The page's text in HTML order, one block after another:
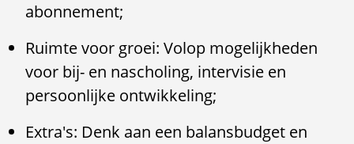
abonnement;
Ruimte voor groei: Volop mogelijkheden
voor bij- en nascholing, intervisie en
persoonlijke ontwikkeling;
Extra's: Denk aan een balansbudget en